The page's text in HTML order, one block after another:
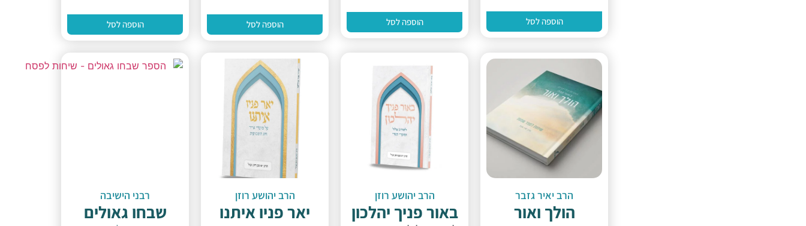
הוספה לסל הוספה לסל הוספה לסל הוספה לסל
הרב יאיר גזבר
הולך ואור
הרב יהושע רוזן
באור פניך יהלכון
הרב יהושע רוזן
יאר פניו איתנו
רבני הישיבה
שבחו גאולים